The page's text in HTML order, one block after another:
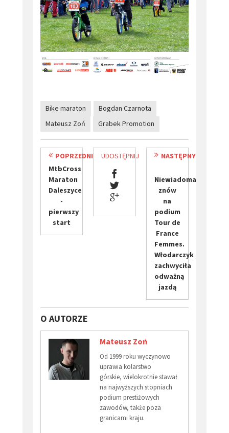
Bike maraton
Bogdan Czarnota
Mateusz Zoń
Grabek Promotion
POPRZEDNI
MtbCross
Maraton
Daleszyce
-
pierwszy
start
UDOSTĘPNIJ
NASTĘPNY
Niewiadoma
znów
na
podium
Tour de
France
Femmes.
Włodarczyk
zachwyciła
odważną
jazdą
O AUTORZE
Mateusz Zoń
Od 1999 roku wyczynowo
uprawia kolarstwo
górskie, wielokrotnie stawał
na najwyższych stopniach
podium prestiżowych
zawodów, także poza
granicami kraju.